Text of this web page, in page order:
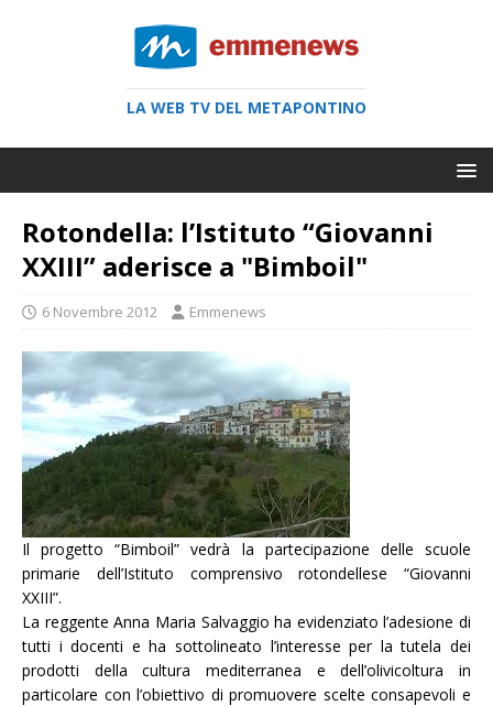
LA WEB TV DEL METAPONTINO
Rotondella: l’Istituto “Giovanni
XXIII” aderisce a "Bimboil"
6 Novembre 2012 Emmenews
Il progetto “Bimboil” vedrà la partecipazione delle scuole
primarie dell’Istituto comprensivo rotondellese “Giovanni
XXIII”.
La reggente Anna Maria Salvaggio ha evidenziato l’adesione di
tutti i docenti e ha sottolineato l’interesse per la tutela dei
prodotti della cultura mediterranea e dell’olivicoltura in
particolare con l’obiettivo di promuovere scelte consapevoli e